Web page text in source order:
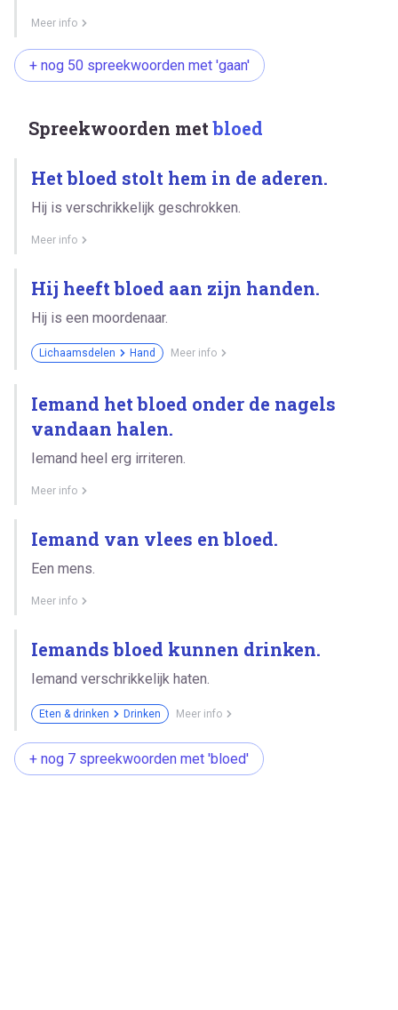
Meer info
+ nog 50 spreekwoorden met 'gaan'
Spreekwoorden metbloed
Het bloed stolt hem in de aderen.
Hij is verschrikkelijk geschrokken.
Meer info
Hij heeft bloed aan zijn handen.
Hij is een moordenaar.
Lichaamsdelen Hand Meer info
Iemand het bloed onder de nagels
vandaan halen.
Iemand heel erg irriteren.
Meer info
Iemand van vlees en bloed.
Een mens.
Meer info
Iemands bloed kunnen drinken.
Iemand verschrikkelijk haten.
Eten & drinken Drinken Meer info
+ nog 7 spreekwoorden met 'bloed'